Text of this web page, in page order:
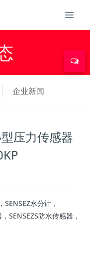
企业新闻
压力传感器
SENSEZ水分计，
SENSEZS防水传感器，